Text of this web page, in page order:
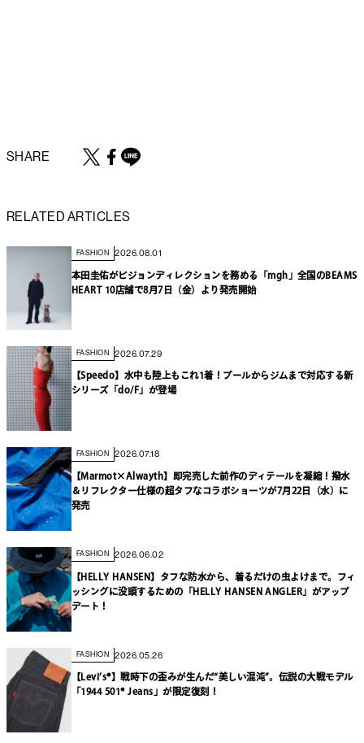
SHARE
RELATED ARTICLES
FASHION 2026.08.01
本田圭佑がビジョンディレクションを務める「mgh」全国のBEAMS
HEART 10店舗で8月7日（金）より発売開始
FASHION 2026.07.29
【Speedo】水中も陸上もこれ1着！プールからジムまで対応する新
シリーズ「do/F」が登場
FASHION 2026.07.18
【Marmot×Alwayth】即完売した前作のディテールを凝縮！撥水
＆リフレクター仕様の超タフなコラボショーツが7月22日（水）に
発売
FASHION 2026.06.02
【HELLY HANSEN】タフな防水から、着るだけの虫よけまで。フィ
ッシングに没頭するための「HELLY HANSEN ANGLER」がアップ
デート！
FASHION 2026.05.26
【Levi’s®】戦時下の歪みが生んだ“美しい混沌”。伝説の大戦モデル
「1944 501® Jeans」が限定復刻！